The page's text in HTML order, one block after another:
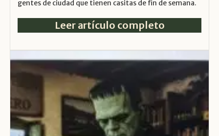
gentes de ciudad que tienen casitas de fin de semana.
Leer artículo completo